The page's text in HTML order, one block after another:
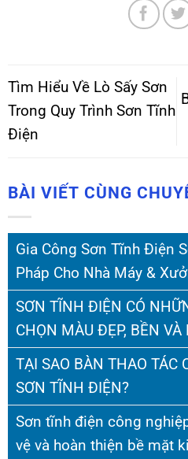
BÀI VIẾT CÙNG
Gia Công Sơn Tĩnh Điện
Pháp Cho Nhà Máy &
SƠN TĨNH ĐIỆN CÓ
CHỌN MÀU ĐẸP, BỀN
TẠI SAO BÀN THAO TÁC
SƠN TĨNH ĐIỆN?
Sơn tĩnh điện công
vệ và hoàn thiện bề mặt
Tìm Hiểu Về Lò Sấy Sơn
Trong Quy Trình Sơn Tĩnh
Điện